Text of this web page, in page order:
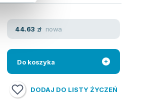
44.63 zł nowa
Do koszyka
DODAJ DO LISTY ŻYCZEŃ